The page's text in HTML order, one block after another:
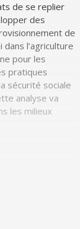
de se replier
des
de
l’agriculture
pour les
pratiques
sécurité sociale
analyse va
les milieux